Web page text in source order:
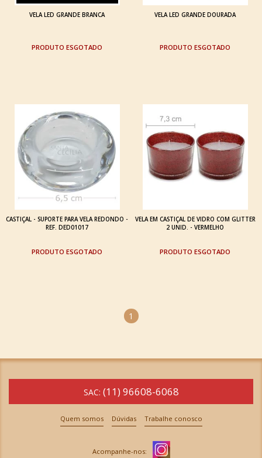
VELA LED GRANDE BRANCA
ESGOTADO
VELA LED GRANDE DOURADA
ESGOTADO
CASTIÇAL - SUPORTE PARA VELA REDONDO -
REF. DED01017
ESGOTADO
VELA EM CASTIÇAL DE VIDRO COM GLITTER
2 UNID. - VERMELHO
ESGOTADO
1
SAC: (11) 96608-6068
Quem somos Dúvidas Trabalhe conosco